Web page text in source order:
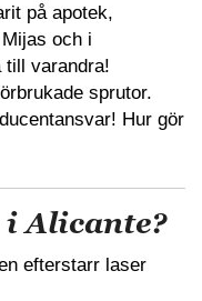
på apotek,
och i
till varandra!
sprutor.
Hur gör
Alicante?
efterstarr laser